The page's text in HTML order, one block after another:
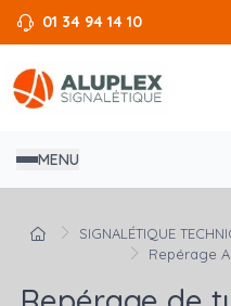
01 34 94 14 10
MENU
SIGNALÉTIQUE
Repérage